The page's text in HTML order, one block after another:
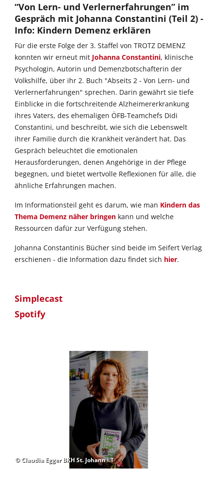
“Von Lern- und Verlernerfahrungen” im
Gespräch mit Johanna Constantini (Teil 2) -
Info: Kindern Demenz erklären
Für die erste Folge der 3. Staffel von TROTZ DEMENZ
konnten wir erneut mit Johanna Constantini, klinische
Psychologin, Autorin und Demenzbotschafterin der
Volkshilfe, über ihr 2. Buch "Abseits 2 - Von Lern- und
Verlernerfahrungen" sprechen. Darin gewährt sie tiefe
Einblicke in die fortschreitende Alzheimererkrankung
ihres Vaters, des ehemaligen ÖFB-Teamchefs Didi
Constantini, und beschreibt, wie sich die Lebenswelt
ihrer Familie durch die Krankheit verändert hat. Das
Gespräch beleuchtet die emotionalen
Herausforderungen, denen Angehörige in der Pflege
begegnen, und bietet wertvolle Reflexionen für alle, die
ähnliche Erfahrungen machen.
Im Informationsteil geht es darum, wie man Kindern das
Thema Demenz näher bringen kann und welche
Ressourcen dafür zur Verfügung stehen.
Johanna Constantinis Bücher sind beide im Seifert Verlag
erschienen - die Information dazu findet sich hier.
Simplecast
Spotify
© Claudia Egger BKH St. Johann i.T